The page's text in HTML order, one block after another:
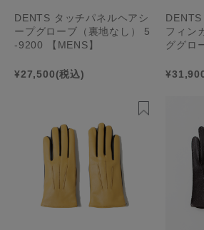
DENTS タッチパネルヘアシ
ープグローブ（裏地なし） 5
-9200 【MENS】
¥27,500(税込)
フィン
ググロ